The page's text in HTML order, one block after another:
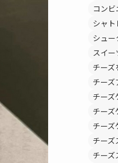
コン
シャ
シュ
スイ
チーズ
チーズ
チーズ
チー
チー
チーズ
チーズ